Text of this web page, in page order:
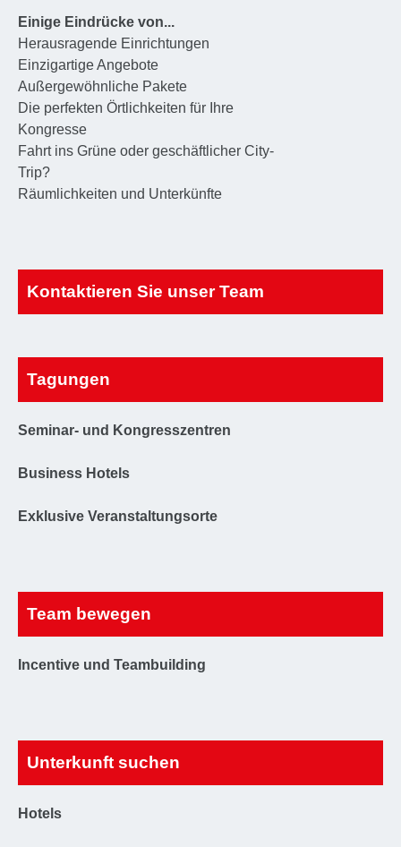
Einige Eindrücke von...
Herausragende Einrichtungen
Einzigartige Angebote
Außergewöhnliche Pakete
Die perfekten Örtlichkeiten für Ihre
Kongresse
Fahrt ins Grüne oder geschäftlicher City-
Trip?
Räumlichkeiten und Unterkünfte
Kontaktieren Sie unser Team
Tagungen
Seminar- und Kongresszentren
Business Hotels
Exklusive Veranstaltungsorte
Team bewegen
Incentive und Teambuilding
Unterkunft suchen
Hotels